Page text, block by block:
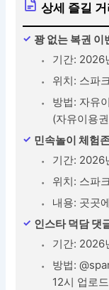
상세 즐길 거
꽝 없는 복권
기간: 2026
위치: 스파
방법: 자유
(자유이용
민속놀이 체험
기간: 2026
위치: 스파
내용: 곳곳
인스타 덕담 댓
기간: 2026
방법:
12시 업로